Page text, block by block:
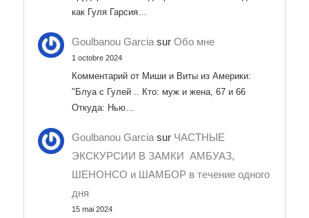
как Гуля Гарсия…
Goulbanou Garcia surОбо мне
1 octobre 2024
Комментарий от Миши и Виты из Америки:
"Блуа с Гулей .. Кто: муж и жена, 67 и 66
Откуда: Нью…
Goulbanou Garcia sur ЧАСТНЫЕ
ЭКСКУРСИИ В ЗАМКИ АМБУАЗ,
ШЕНОНСО и ШАМБОР в течение одного
дня
15 mai 2024